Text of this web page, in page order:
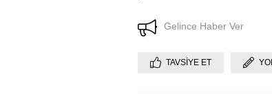
Gelince Haber Ver
TAVSIYE ET